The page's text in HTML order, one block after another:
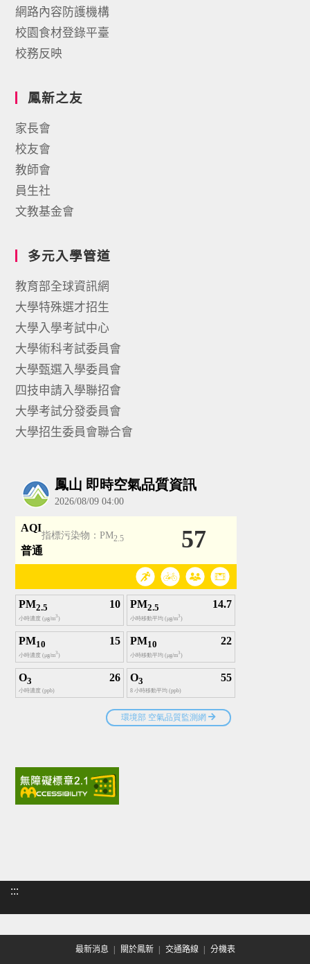
網路內容防護機構
校園食材登錄平臺
校務反映
鳳新之友
家長會
校友會
教師會
員生社
文教基金會
多元入學管道
教育部全球資訊網
大學特殊選才招生
大學入學考試中心
大學術科考試委員會
大學甄選入學委員會
四技申請入學聯招會
大學考試分發委員會
大學招生委員會聯合會
:::
最新消息 關於鳳新 交通路線 分機表